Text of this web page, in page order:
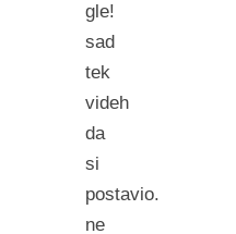
gle!
sad
tek
videh
da
si
postavio.
ne